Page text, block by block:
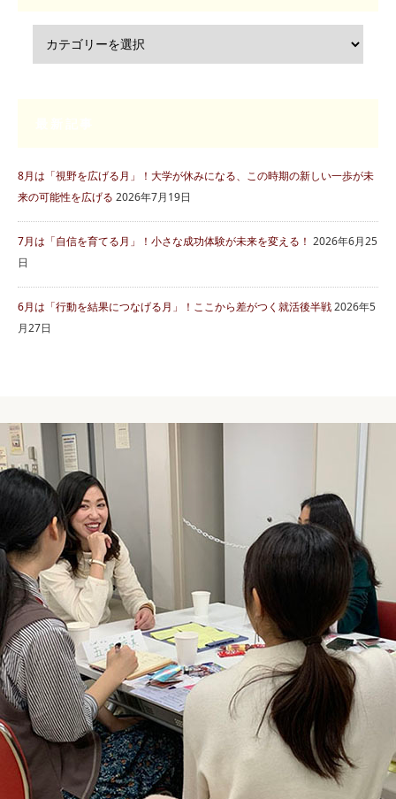
8月は「視野を広げる月」！大学が休みになる、この時期の新しい一歩が未
来の可能性を広げる 2026年7月19日
7月は「自信を育てる月」！小さな成功体験が未来を変える！ 2026年6月25
日
6月は「行動を結果につなげる月」！ここから差がつく就活後半戦2026年5
月27日